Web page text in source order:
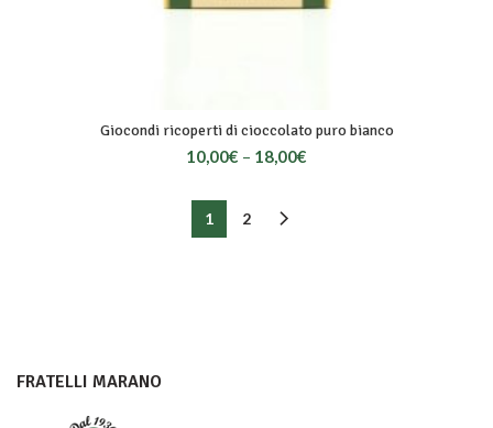
Giocondi ricoperti di cioccolato puro bianco
10,00€ – 18,00€
1 2
FRATELLI MARANO